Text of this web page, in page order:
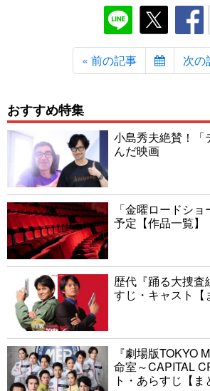
« 前の記事 次の
おすすめ特集
小島秀夫絶賛！「
んだ映画
「金曜ロードシ
予定【作品一覧】
歴代『踊る大捜査
すじ・キャスト【
『劇場版TOKYO
命室～CAPITAL
ト・あらすじ【ま